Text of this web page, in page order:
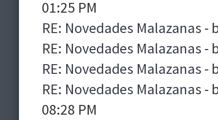
01:25 PM
RE: Novedades Malazanas -
RE: Novedades Malazanas -
RE: Novedades Malazanas -
RE: Novedades Malazanas -
08:28 PM